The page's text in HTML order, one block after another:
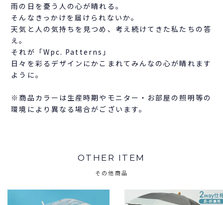
雨の日を憂う人の心が晴れる。
そんなきっかけを届けられないか。
天気と人の気持ちを見つめ、考え続けてきた私たちの答
え。
それが「Wpc. Patterns」
日々を彩るデザインにかこまれてみんなの心が晴れます
ように。
※商品カラーは生産時期やモニター・お部屋の照明等の
環境により異なる場合がございます。
OTHER ITEM
その他商品